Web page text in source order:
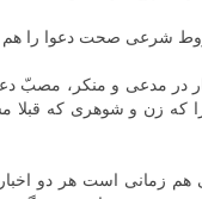
شرعی صحت دعوا را
مدعی و منکر، مصبّ
که زن و شوهری که
زمانی است هر دو